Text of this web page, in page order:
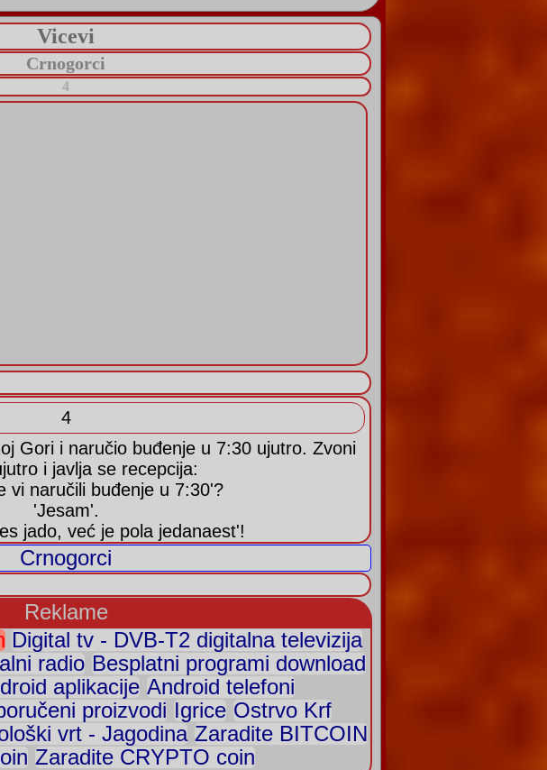
Vicevi
Crnogorci
4
4
Gori i naručio buđenje u 7:30 ujutro. Zvoni
i javlja se recepcija:
vi naručili buđenje u 7:30'?
'Jesam'.
jado, već je pola jedanaest'!
Crnogorci
Reklame
Digital tv - DVB-T2 digitalna televizija
radio Besplatni programi download
aplikacije Android telefoni
proizvodi Igrice Ostrvo Krf
vrt - Jagodina Zaradite BITCOIN
Zaradite CRYPTO coin